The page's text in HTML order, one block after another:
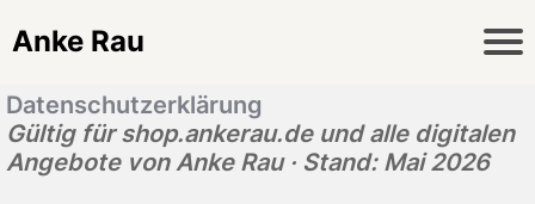
Anke Rau
Datenschutzerklärung
Gültig fürshop.ankerau.deund alle digitalen
Angebote von Anke Rau · Stand: Mai 2026